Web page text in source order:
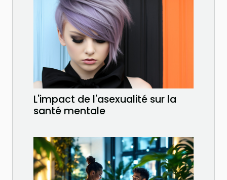
L'impact de l'asexualité sur la
santé mentale